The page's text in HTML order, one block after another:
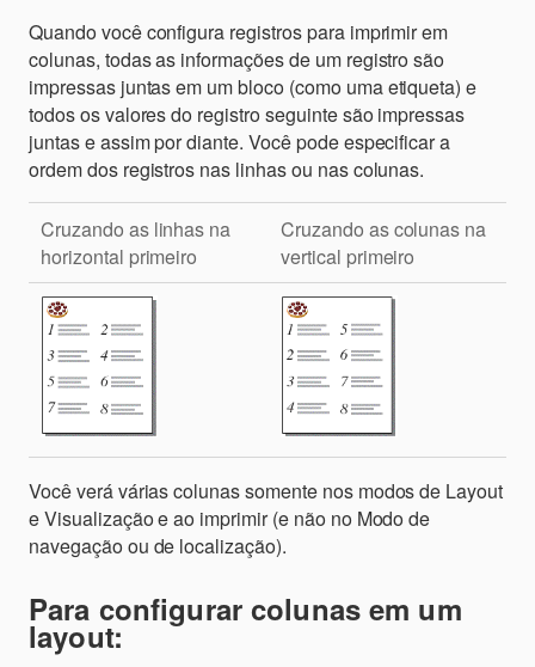
Quando você configura registros para imprimir em
colunas, todas as informações de um registro são
impressas juntas em um bloco (como uma etiqueta) e
todos os valores do registro seguinte são impressas
juntas e assim por diante. Você pode especificar a
ordem dos registros nas linhas ou nas colunas.
Cruzando as linhas na
horizontal primeiro
Cruzando as colunas na
vertical primeiro
Você verá várias colunas somente nos modos de Layout
e Visualização e ao imprimir (e não no Modo de
navegação ou de localização).
Para configurar colunas em um
layout: